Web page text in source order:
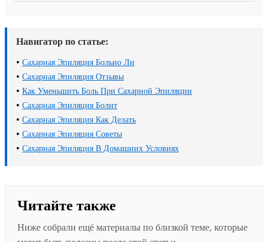
Навигатор по статье:
• Сахарная Эпиляция Больно Ли
• Сахарная Эпиляция Отзывы
• Как Уменьшить Боль При Сахарной Эпиляции
• Сахарная Эпиляция Болит
• Сахарная Эпиляция Как Делать
• Сахарная Эпиляция Советы
• Сахарная Эпиляция В Домашних Условиях
Читайте также
Ниже собрали ещё материалы по близкой теме, которые